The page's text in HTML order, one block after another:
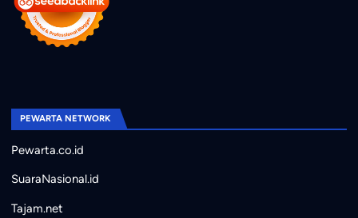
PEWARTA NETWORK
Pewarta.co.id
SuaraNasional.id
Tajam.net